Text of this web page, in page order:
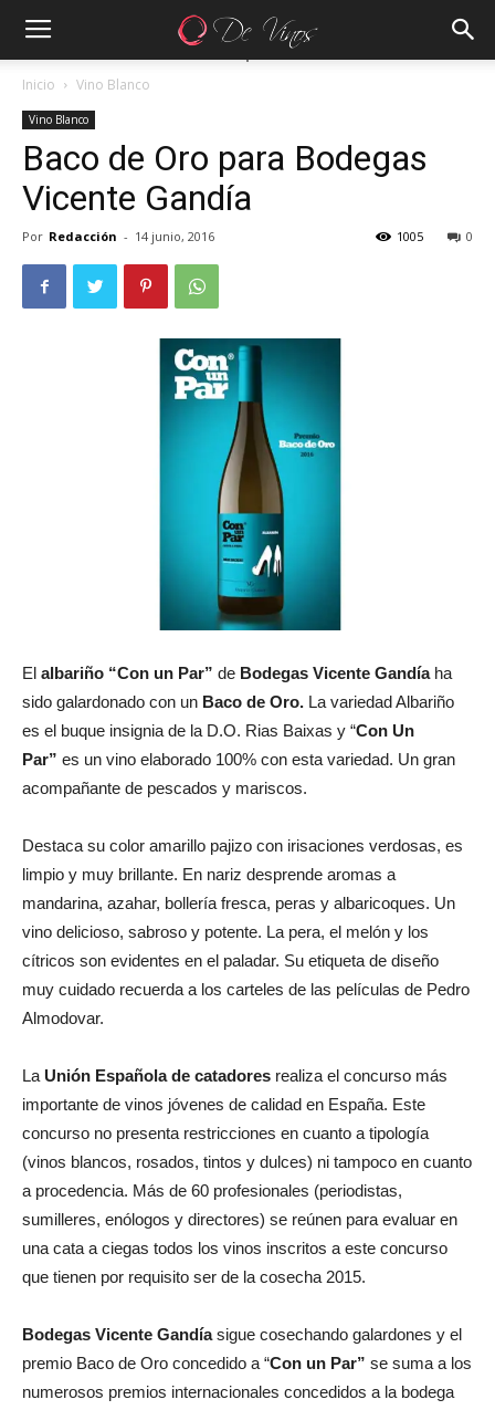
Inicio Vino Blanco
Vino Blanco
Baco de Oro para Bodegas
Vicente Gandía
Por Redacción - 14 junio, 2016 0
1005
El albariño “Con un Par” de Bodegas Vicente Gandíaha
sido galardonado con un Baco de Oro. La variedad Albariño
es el buque insignia de la D.O. Rias Baixas y “Con Un
Par” es un vino elaborado 100% con esta variedad. Un gran
acompañante de pescados y mariscos.
Destaca su color amarillo pajizo con irisaciones verdosas, es
limpio y muy brillante. En nariz desprende aromas a
mandarina, azahar, bollería fresca, peras y albaricoques. Un
vino delicioso, sabroso y potente. La pera, el melón y los
cítricos son evidentes en el paladar. Su etiqueta de diseño
muy cuidado recuerda a los carteles de las películas de Pedro
Almodovar.
La Unión Española de catadores realiza el concurso más
importante de vinos jóvenes de calidad en España. Este
concurso no presenta restricciones en cuanto a tipología
(vinos blancos, rosados, tintos y dulces) ni tampoco en cuanto
a procedencia. Más de 60 profesionales (periodistas,
sumilleres, enólogos y directores) se reúnen para evaluar en
una cata a ciegas todos los vinos inscritos a este concurso
que tienen por requisito ser de la cosecha 2015.
Bodegas Vicente Gandíasigue cosechando galardones y el
premio Baco de Oro concedido a “Con un Par” se suma a los
numerosos premios internacionales concedidos a la bodega